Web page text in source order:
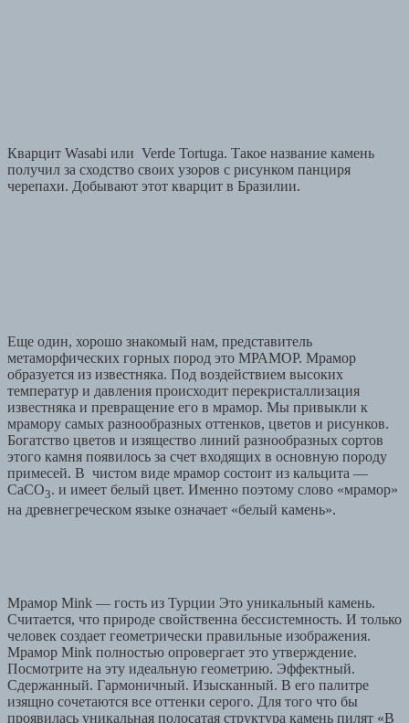
Кварцит Wasabi или Verde Tortuga. Такое название камень
получил за сходство своих узоров с рисунком панциря
черепахи. Добывают этот кварцит в Бразилии.
Еще один, хорошо знакомый нам, представитель
метаморфических горных пород это МРАМОР. Мрамор
образуется из известняка. Под воздействием высоких
температур и давления происходит перекристаллизация
известняка и превращение его в мрамор. Мы привыкли к
мрамору самых разнообразных оттенков, цветов и рисунков.
Богатство цветов и изящество линий разнообразных сортов
этого камня появилось за счет входящих в основную породу
примесей. В чистом виде мрамор состоит из кальцита —
CaCO3. и имеет белый цвет. Именно поэтому слово «мрамор»
на древнегреческом языке означает «белый камень».
Мрамор Mink — гость из Турции Это уникальный камень.
Считается, что природе свойственна бессистемность. И только
человек создает геометрически правильные изображения.
Мрамор Mink полностью опровергает это утверждение.
Посмотрите на эту идеальную геометрию. Эффектный.
Сдержанный. Гармоничный. Изысканный. В его палитре
изящно сочетаются все оттенки серого. Для того что бы
проявилась уникальная полосатая структура камень пилят «В